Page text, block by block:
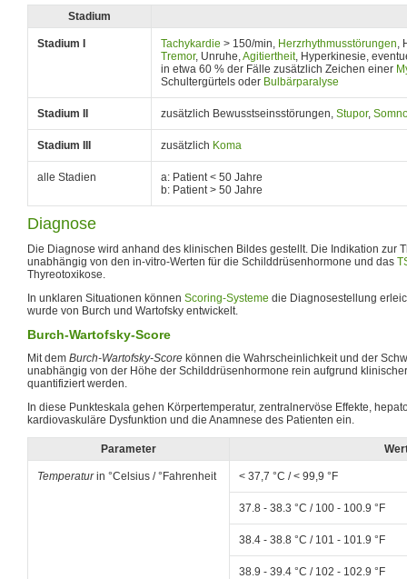
Stadium
Stadium I Tachykardie > 150/min, Herzrhythmusstörungen,
Tremor, Unruhe,Agitiertheit, Hyperkinesie,
in etwa 60 % der Fälle zusätzlich Zeichen einer
Schultergürtels oder Bulbärparalyse
Stadium II zusätzlich Bewusstseinsstörungen, Stupor,
Stadium III zusätzlich Koma
alle Stadien
a: Patient < 50 Jahre
b: Patient > 50 Jahre
Diagnose
Die Diagnose wird anhand des klinischen Bildes gestellt. Die Indikation zur
unabhängig von den in-vitro-Werten für die Schilddrüsenhormone und das
Thyreotoxikose.
In unklaren Situationen können Scoring-Systeme die Diagnosestellung
wurde von Burch und Wartofsky entwickelt.
Burch-Wartofsky-Score
Mit dem Burch-Wartofsky-Score können die Wahrscheinlichkeit und der
unabhängig von der Höhe der Schilddrüsenhormone rein aufgrund
quantifiziert werden.
In diese Punkteskala gehen Körpertemperatur, zentralnervöse Effekte,
kardiovaskuläre Dysfunktion und die Anamnese des Patienten ein.
Parameter
Temperaturin °Celsius / °Fahrenheit < 37,7 °C / < 99,9 °F
37.8 - 38.3 °C / 100 - 100.9 °F
38.4 - 38.8 °C / 101 - 101.9 °F
38.9 - 39.4 °C / 102 - 102.9 °F